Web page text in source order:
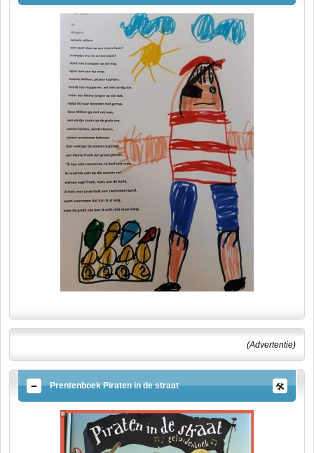
(Advertentie)
Prentenboek Piraten in de straat